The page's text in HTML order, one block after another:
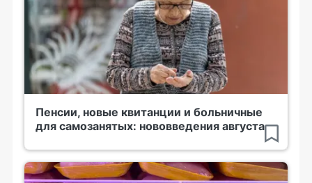
Пенсии, новые квитанции и больничные
для самозанятых: нововведения августа